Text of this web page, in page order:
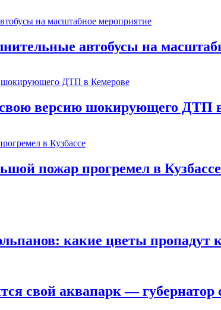
автобусы на
версию шокирующего ДТП
пожар прогремел в Кузбассе
какие цветы пропадут
свой аквапарк — губернатор